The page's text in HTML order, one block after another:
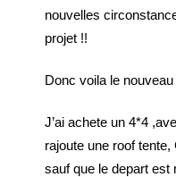
nouvelles
projet !!
Donc voila le nouveau
J’ai achete un 4*4
rajoute une roof
sauf que le depart est